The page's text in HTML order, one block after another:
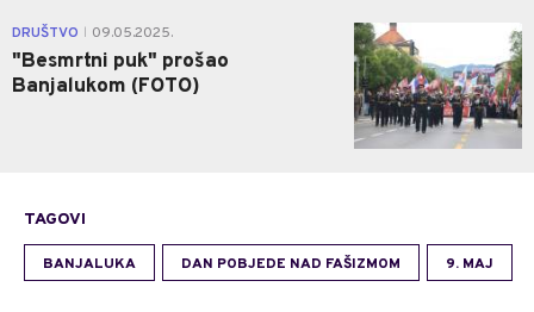
DRUŠTVO 09.05.2025.
"Besmrtni puk" prošao
Banjalukom (FOTO)
0
TAGOVI
BANJALUKA DAN POBJEDE NAD FAŠIZMOM 9. MAJ